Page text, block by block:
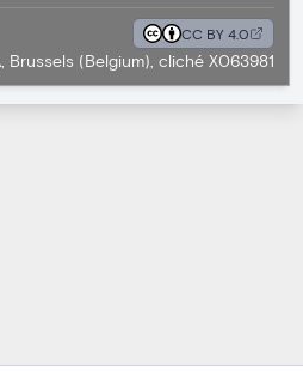
CC BY 4.0
Brussels (Belgium), cliché X063981